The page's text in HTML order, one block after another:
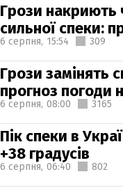
Грози накриють
сильної спеки:
6 серпня, 15:54 309
Грози замінять
прогноз погоди
6 серпня, 08:00 3165
Пік спеки в
+38 градусів
6 серпня, 06:40 802